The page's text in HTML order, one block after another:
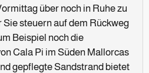
über noch in Ruhe zu
Sie steuern auf dem Rückweg
Beispiel noch die
Cala Pi im Süden Mallorcas
gepflegte Sandstrand bietet